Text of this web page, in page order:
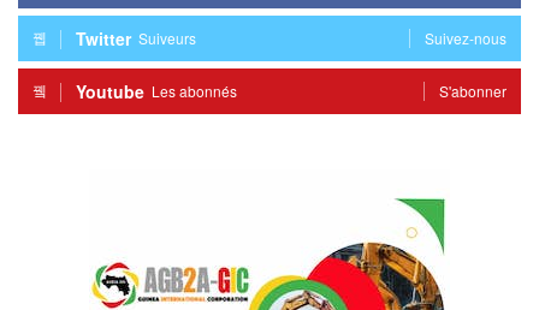
Twitter Suiveurs Suivez-nous
Youtube Les abonnés S'abonner